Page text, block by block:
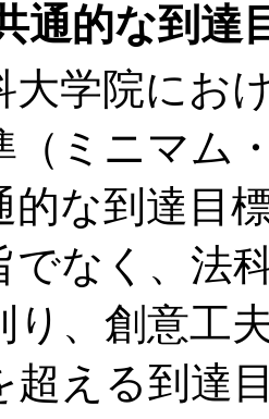
通的な到達
大学院にお
（ミニマム
的な到達目
でなく、法
り、創意工
超える到達